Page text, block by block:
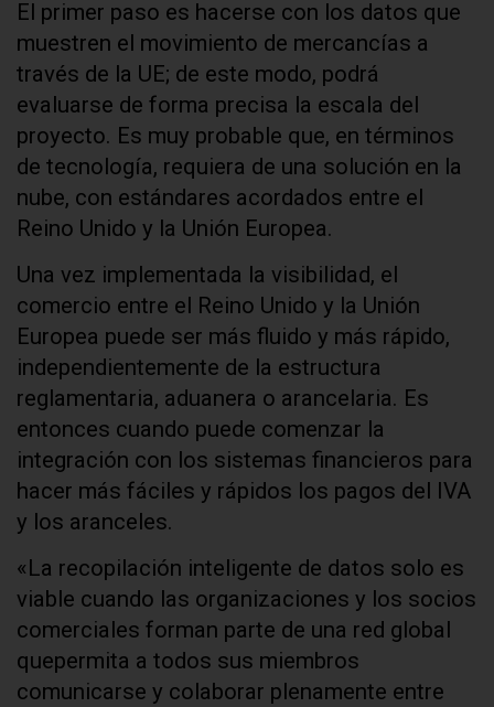
El primer paso es hacerse con los datos que
muestren el movimiento de mercancías a
través de la UE; de este modo, podrá
evaluarse de forma precisa la escala del
proyecto. Es muy probable que, en términos
de tecnología, requiera de una solución en la
nube, con estándares acordados entre el
Reino Unido y la Unión Europea.
Una vez implementada la visibilidad, el
comercio entre el Reino Unido y la Unión
Europea puede ser más fluido y más rápido,
independientemente de la estructura
reglamentaria, aduanera o arancelaria. Es
entonces cuando puede comenzar la
integración con los sistemas financieros para
hacer más fáciles y rápidos los pagos del IVA
y los aranceles.
«La recopilación inteligente de datos solo es
viable cuando las organizaciones y los socios
comerciales forman parte de una red global
quepermita a todos sus miembros
comunicarse y colaborar plenamente entre